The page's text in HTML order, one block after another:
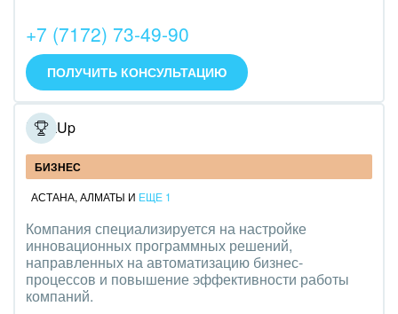
IT, Интернет
Консалтинговые и управленческие услуги
Культурные события, спорт, шоу-бизнес
Логистика
Медицина и фармацевтика
Металлургия
+7 (7172) 73-49-90
ПОЛУЧИТЬ КОНСУЛЬТАЦИЮ
LookUp
БИЗНЕС
АСТАНА, АЛМАТЫ И ЕЩЕ 1
Компания специализируется на настройке
инновационных программных решений,
направленных на автоматизацию бизнес-
процессов и повышение эффективности работы
компаний.